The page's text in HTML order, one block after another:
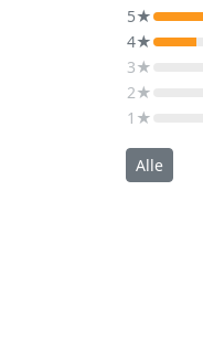
5★
4★
3★
2★
1★
Alle